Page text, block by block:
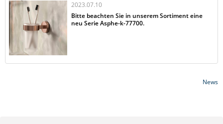
2023.07.10
Bitte beachten Sie in unserem Sortiment eine
neu Serie Asphe-k-77700.
News